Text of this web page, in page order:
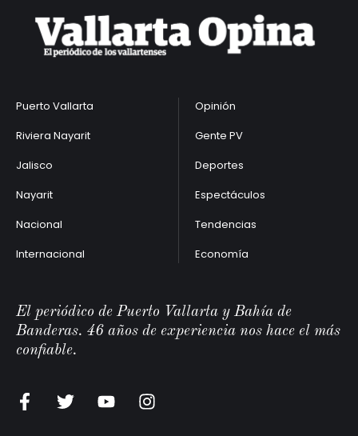
Puerto Vallarta
Riviera Nayarit
Jalisco
Nayarit
Nacional
Internacional
Opinión
Gente PV
Deportes
Espectáculos
Tendencias
Economía
El periódico de Puerto Vallarta y Bahía de
Banderas. 46 años de experiencia nos hace el más
confiable.